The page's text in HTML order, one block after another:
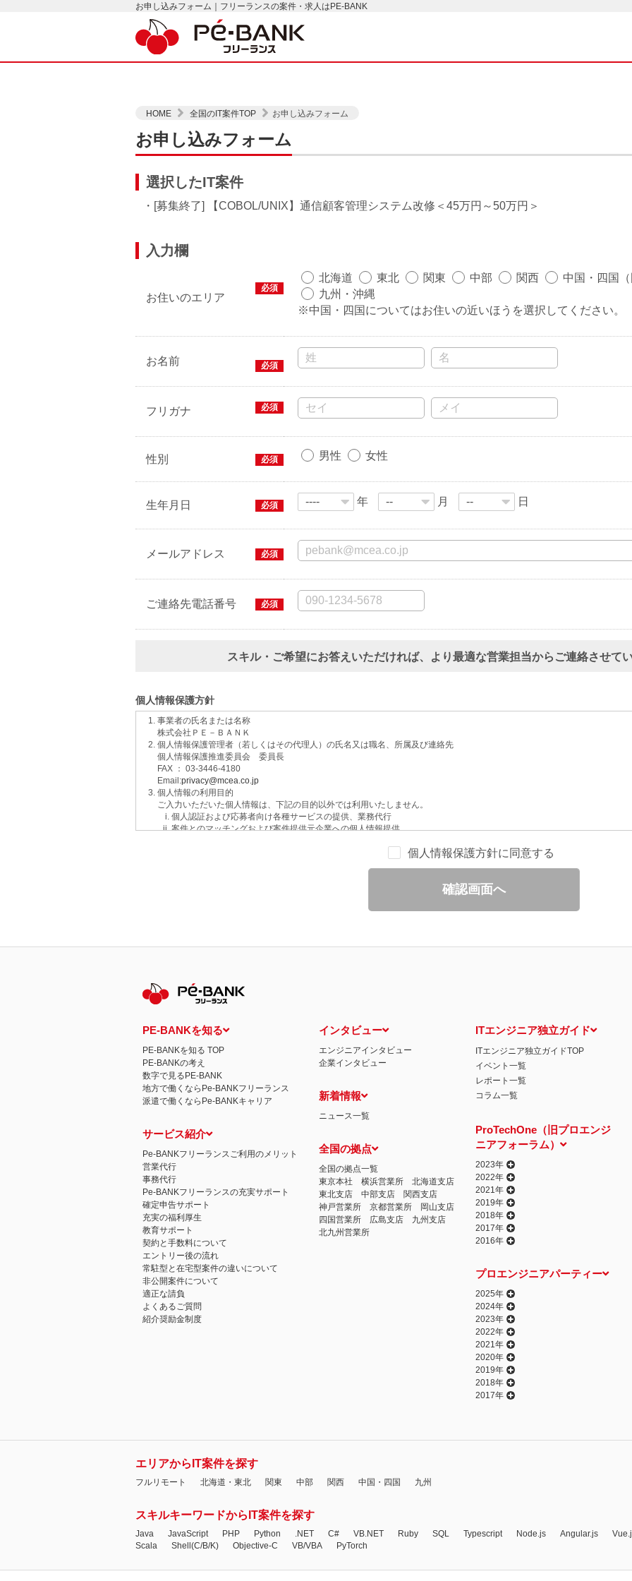
お申し込みフォーム｜フリーランスの案件・求人はPE-BANK
HOME 全国のIT案件TOP お申し込みフォーム
お申し込みフォーム
選択したIT案件
・[募集終了] 【COBOL/UNIX】通信顧客管理システム改修 45万円～50万円
入力欄
お住いのエリア
必須
北海道 東北 関東 中部 関西 中国・四国（
九州・沖縄
※中国・四国についてはお住いの近いほうを選択してください。
お名前 必須
フリガナ 必須
性別 必須 男性 女性
生年月日 必須 年 月 日
メールアドレス 必須
ご連絡先電話番号 必須
スキル・ご希望にお答えいただければ、より最適な営業担当からご連絡させて
個人情報保護方針
事業者の氏名または名称
株式会社ＰＥ－ＢＡＮＫ
個人情報保護管理者（若しくはその代理人）の氏名又は職名、所属及び連絡先
個人情報保護推進委員会 委員長
FAX ： 03-3446-4180
Email:privacy@mcea.co.jp
個人情報の利用目的
ご入力いただいた個人情報は、下記の目的以外では利用いたしません。
個人認証および応募者向け各種サービスの提供、業務代行
案件とのマッチングおよび案件提供元企業への個人情報提供
当社運営のウェブサイト訪問前にクリックされている広告の情報（クリック日や広告掲載サイトなど）を取得のうえ、情
取得した個人情報は法令等による場合を除いて第三者に提供することはありません。
保有個人データの開示等および問い合わせ窓口について
開示等に応ずる窓口は、下記 個人情報相談窓口になります。
認定個人情報保護団体の名称および、苦情の解決の申出先
苦情の解決の申出先
相談・苦情受付窓口
住所 〒108-0074 東京都港区高輪二丁目15番8号 グレイスビル泉岳寺前
TEL： 03-6311-7161 FAX： 03-4415-2032
本人が容易に認識できない方法による個人情報の取得
当ウェブサイトでは、広告配信事業者が提供するプログラムを利用し、特定のサイトにおいて行動ターゲティング広告（サ
心にあわせて広告を配信する広告手法）を行っております。 その際、ユーザーのサイト訪問履歴情報を採取するためCookie
別できるような情報は一切含まれておりません）。
個人情報の安全管理措置について
取得した個人情報については、漏洩、減失またはき損の防止と是正、その他個人情報の安全管理のために必要かつ適切な措置
当社の個人情報の取扱いに関する苦情、相談等の問合せ先
株式会社ＰＥ－ＢＡＮＫ 個人情報相談窓口
FAX：03-3446-4180
Email： privacy@mcea.co.jp
個人情報保護方針に同意する
確認画面へ
PE-BANKを知る
PE-BANKを知る TOP
PE-BANKの考え
数字で見るPE-BANK
地方で働くならPe-BANKフリーランス
派遣で働くならPe-BANKキャリア
サービス紹介
Pe-BANKフリーランスご利用のメリット
営業代行
事務代行
Pe-BANKフリーランスの充実サポート
確定申告サポート
充実の福利厚生
教育サポート
契約と手数料について
エントリー後の流れ
常駐型と在宅型案件の違いについて
非公開案件について
適正な請負
よくあるご質問
紹介奨励金制度
インタビュー
エンジニアインタビュー
企業インタビュー
新着情報
ニュース一覧
全国の拠点
全国の拠点一覧
東京本社
横浜営業所
北海道支店
東北支店
中部支店
関西支店
神戸営業所
京都営業所
岡山支店
四国営業所
広島支店
九州支店
北九州営業所
ITエンジニア独立ガイド
ITエンジニア独立ガイドTOP
イベント一覧
レポート一覧
コラム一覧
ProTechOne（旧プロエンジ
ニアフォーラム）
2023年
2022年
2021年
2019年
2018年
2017年
2016年
プロエンジニアパーティー
2025年
2024年
2023年
2022年
2021年
2020年
2019年
2018年
2017年
エリアからIT案件を探す
フルリモート 北海道・東北 関東 中部 関西 中国・四国 九州
スキルキーワードからIT案件を探す
Java JavaScript PHP Python .NET C# VB.NET Ruby SQL Typescript Node.js Angular.js
Scala
Shell(C/B/K) Objective-C VB/VBA PyTorch